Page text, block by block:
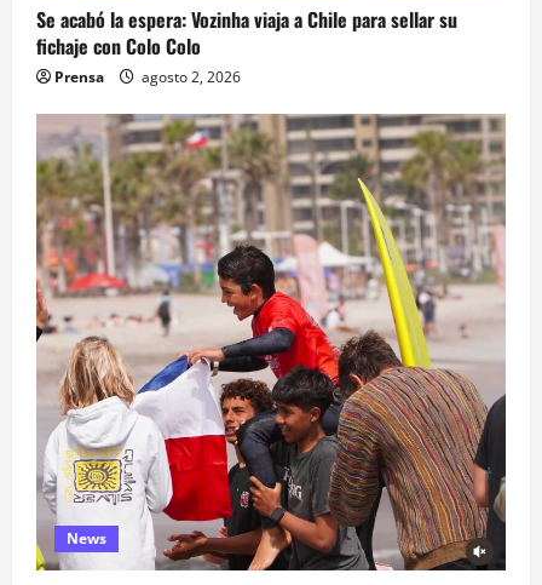
Se acabó la espera: Vozinha viaja a Chile para sellar su
fichaje con Colo Colo
Prensa agosto 2, 2026
News